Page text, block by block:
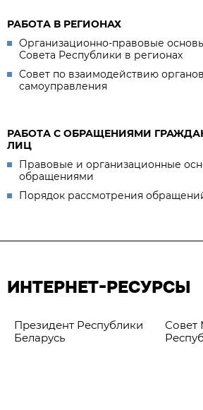
РАБОТА В РЕГИОНАХ
Организационно-правовые
Совета Республики в регионах
Совет по взаимодействию
самоуправления
РАБОТА С ОБРАЩЕНИЯМИ
ЛИЦ
Правовые и организационные
обращениями
Порядок рассмотрения
ИНТЕРНЕТ-РЕСУРСЫ
Президент Республики
Беларусь
Совет